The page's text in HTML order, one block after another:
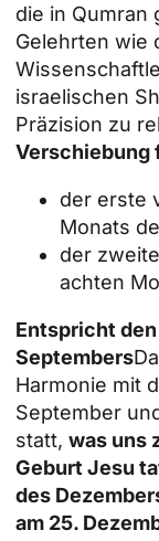
die in Qumran
Gelehrten wie
israelischen
Präzision zu
Verschiebung
der erste
Monats
der
achten
Entspricht
Septembers
Harmonie mit
September
statt, was uns
Geburt Jesu
des
am 25.